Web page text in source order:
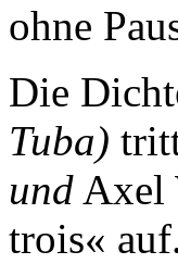
ohne
Die
Tuba)
und Axel
trois«